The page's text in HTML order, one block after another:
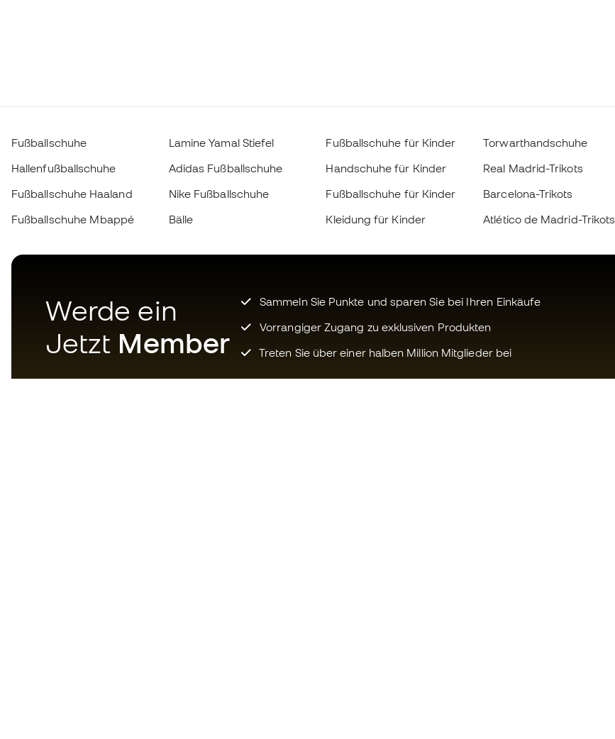
Fußballschuhe
Hallenfußballschuhe
Fußballschuhe Haaland
Fußballschuhe Mbappé
Lamine Yamal Stiefel
Adidas Fußballschuhe
Nike Fußballschuhe
Bälle
Fußballschuhe für Kinder
Handschuhe für Kinder
Fußballschuhe für Kinder
Kleidung für Kinder
Torwarthandschuhe
Real Madrid-Trikots
Barcelona-Trikots
Atlético de Madrid-Trikots
Werde ein
Jetzt Member
Sammeln Sie Punkte und sparen Sie bei Ihren Einkäufe
Vorrangiger Zugang zu exklusiven Produkten
Treten Sie über einer halben Million Mitglieder bei